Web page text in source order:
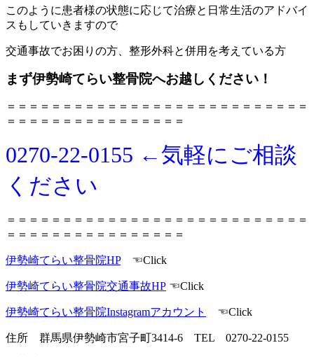
このように患者様の状態に応じて治療と日常生活のアドバイ
スもしていきますので
交通事故でお困りの方、整形外科と併用を考えている方
まず伊勢崎てらい整骨院へお越しください！
＝＝＝＝＝＝＝＝＝＝＝＝＝＝＝＝＝＝＝＝＝＝＝＝＝＝＝
＝＝＝＝＝＝＝＝＝＝＝＝＝＝＝＝
0270-22-0155 ←気軽にご相談
ください
＝＝＝＝＝＝＝＝＝＝＝＝＝＝＝＝＝＝＝＝＝＝＝＝＝＝＝
＝＝＝＝＝＝＝＝＝＝＝＝＝＝＝＝
伊勢崎てらい整骨院HP☜Click
伊勢崎てらい整骨院交通事故HP ☜Click
伊勢崎てらい整骨院Instagramアカウント ☜Click
住所 群馬県伊勢崎市宮子町3414-6 TEL 0270-22-0155